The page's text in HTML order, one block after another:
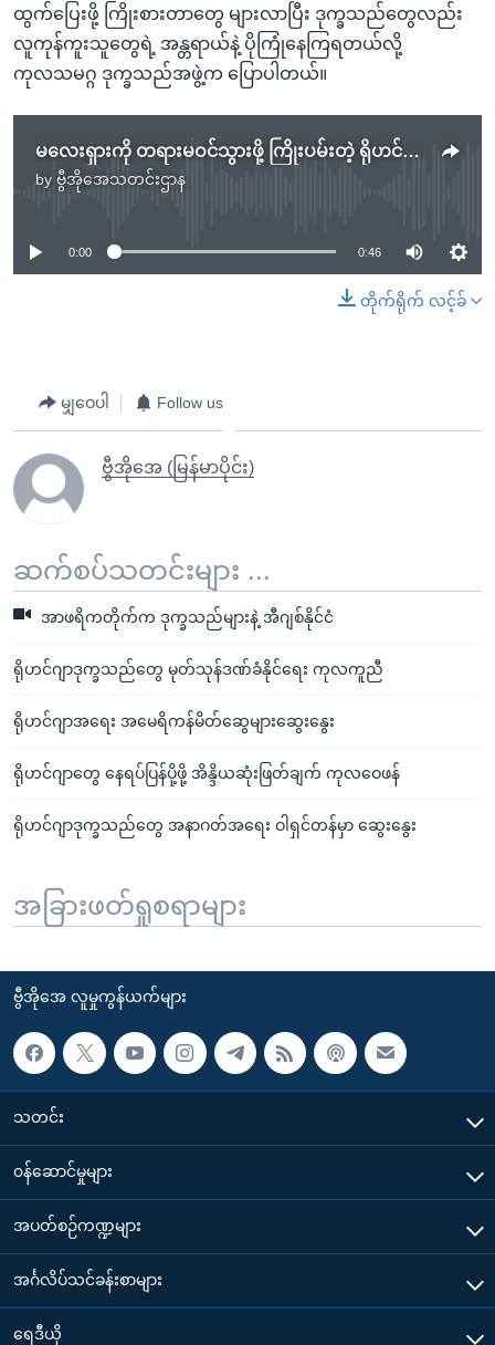
ထွက်ပြေးဖို့ ကြိုးစားတာတွေ များလာပြီး ဒုက္ခသည်တွေလည်း
လူကုန်ကူးသူတွေရဲ့ အန္တရာယ်နဲ့ ပိုကြုံနေကြရတယ်လို့
ကုလသမဂ္ဂ ဒုက္ခသည်အဖွဲ့က ပြောပါတယ်။
မလေးရှားကို တရားမဝင်သွားဖို့ ကြိုးပမ်းတဲ့ ရိုဟင်ဂျာ ၁၁၅ ယောက် ဘင်္ဂလားဒေ့်ရှ်ရဲ တားဆီး
by ဗွီအိုအေသတင်းဌာန
No media source currently available
0:00 0:46
တိုက်ရိုက် လင့်ခ်
မျှဝေပါ Follow us
ဗွီအိုအေ (မြန်မာပိုင်း)
ဆက်စပ်သတင်းများ ...
အာဖရိကတိုက်က ဒုက္ခသည်များနဲ့ အီဂျစ်နိုင်ငံ
ရိုဟင်ဂျာဒုက္ခသည်တွေ မုတ်သုန်ဒဏ်ခံနိုင်ရေး ကုလကူညီ
ရိုဟင်ဂျာအရေး အမေရိကန်မိတ်ဆွေများဆွေးနွေး
ရိုဟင်ဂျာတွေ နေရပ်ပြန်ပို့ဖို့ အိန္ဒိယဆုံးဖြတ်ချက် ကုလဝေဖန်
ရိုဟင်ဂျာဒုက္ခသည်တွေ အနာဂတ်အရေး ဝါရှင်တန်မှာ ဆွေးနွေး
အခြားဖတ်ရှုစရာများ
ဗွီအိုအေ လူမှုကွန်ယက်များ
သတင်း
၀န်ဆောင်မှုများ
အပတ်စဉ်ကဏ္ဍများ
အင်္ဂလိပ်သင်ခန်းစာများ
ရေဒီယို